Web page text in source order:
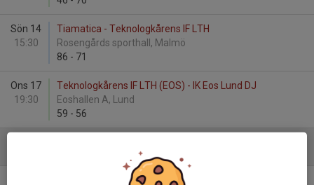
Sön 14
15:30
Tiamatica - Teknologkårens IF LTH
Rosengårds sporthall, Malmö
86 - 71
Ons 17
19:30
Teknologkårens IF LTH (EOS) - IK Eos Lund DJ
Eoshallen A, Lund
59 - 56
Malbas - Teknologkårens IF LTH